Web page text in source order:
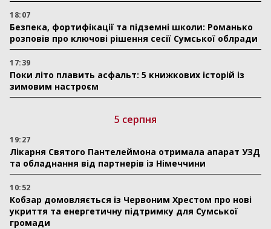
18:07
Безпека, фортифікації та підземні школи: Романько
розповів про ключові рішення сесії Сумської облради
17:39
Поки літо плавить асфальт: 5 книжкових історій із
зимовим настроєм
5 серпня
19:27
Лікарня Святого Пантелеймона отримала апарат УЗД
та обладнання від партнерів із Німеччини
10:52
Кобзар домовляється із Червоним Хрестом про нові
укриття та енергетичну підтримку для Сумської
громади